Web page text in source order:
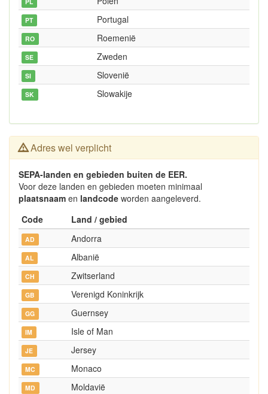
PT Portugal
RO Roemenië
SE Zweden
SI Slovenië
SK Slowakije
Adres wel verplicht
SEPA-landen en gebieden buiten de EER.
Voor deze landen en gebieden moeten minimaal
plaatsnaam en landcode worden aangeleverd.
Code
Land / gebied
AD Andorra
AL Albanië
CH Zwitserland
GB Verenigd Koninkrijk
GG Guernsey
IM Isle of Man
JE Jersey
MC Monaco
MD Moldavië